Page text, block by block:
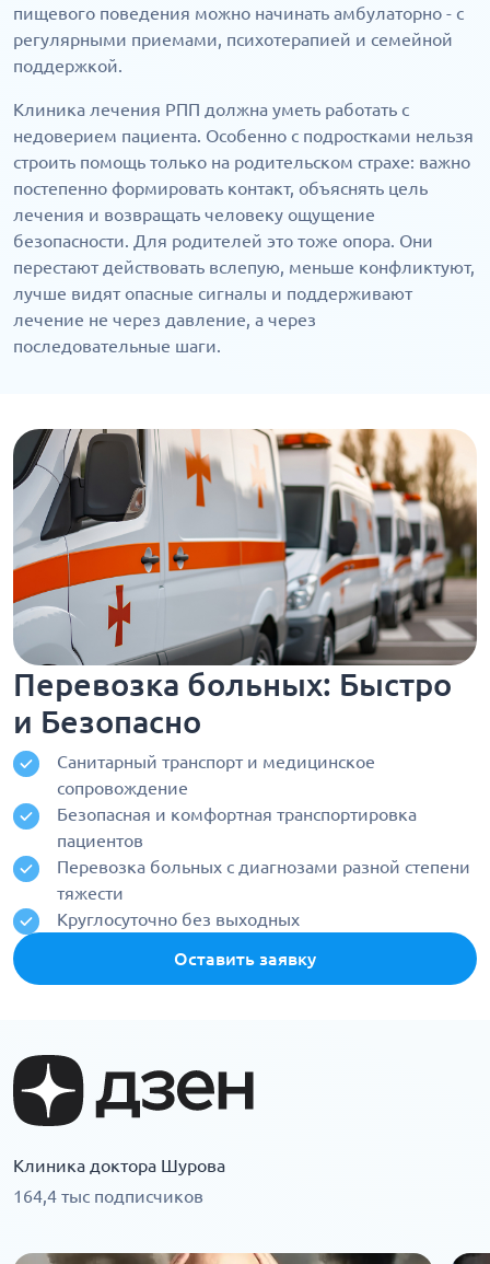
пищевого поведения можно начинать амбулаторно - с
регулярными приемами, психотерапией и семейной
поддержкой.
Клиника лечения РПП должна уметь работать с
недоверием пациента. Особенно с подростками нельзя
строить помощь только на родительском страхе: важно
постепенно формировать контакт, объяснять цель
лечения и возвращать человеку ощущение
безопасности. Для родителей это тоже опора. Они
перестают действовать вслепую, меньше конфликтуют,
лучше видят опасные сигналы и поддерживают
лечение не через давление, а через
последовательные шаги.
Перевозка больных: Быстро
и Безопасно
Санитарный транспорт и медицинское
сопровождение
Безопасная и комфортная транспортировка
пациентов
Перевозка больных с диагнозами разной степени
тяжести
Круглосуточно без выходных
Оставить заявку
Клиника доктора Шурова
164,4 тыс подписчиков